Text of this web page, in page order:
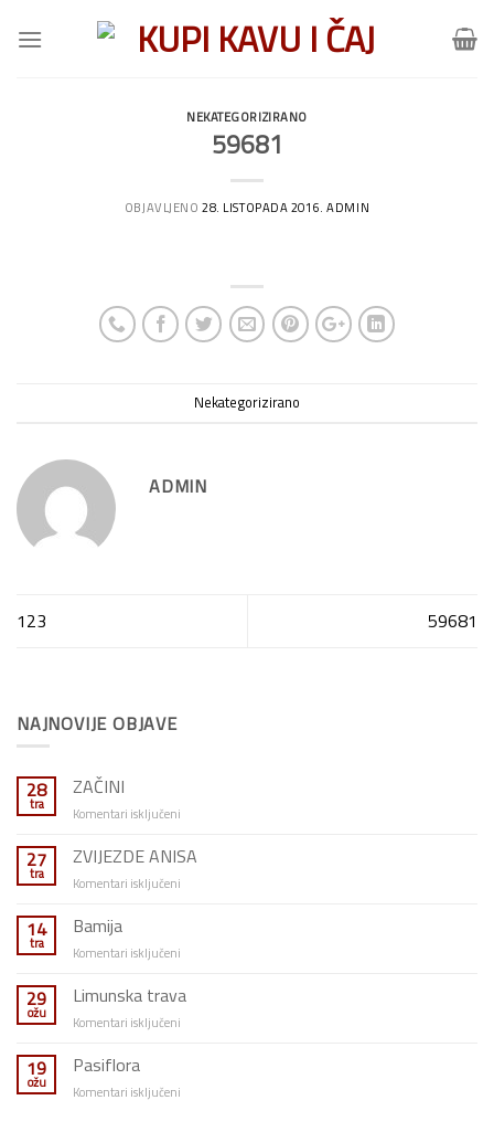
NEKATEGORIZIRANO
59681
OBJAVLJENO28. LISTOPADA 2016. ADMIN
Nekategorizirano
ADMIN
123 59681
NAJNOVIJE OBJAVE
28
tra
ZAČINI
Komentari isključeni
27
tra
ZVIJEZDE ANISA
Komentari isključeni
14
tra
Bamija
Komentari isključeni
29
ožu
Limunska trava
Komentari isključeni
19
ožu
Pasiflora
Komentari isključeni